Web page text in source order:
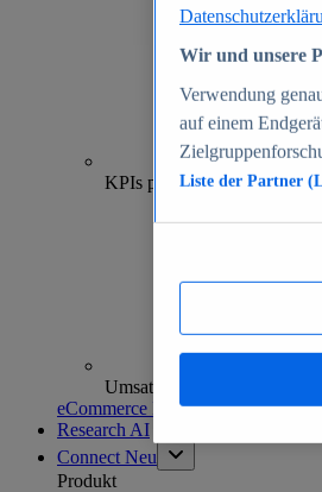
KPIs pro Shop
Umsatzanalysen und -
eCommerce Insights entdecken
Research AI
Connect Neu
Produkt
Wir und unsere
Verwendung
auf einem
Liste der Partner